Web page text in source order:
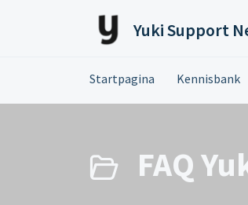
Yuki Support
Startpagina Kennisbank
FAQ